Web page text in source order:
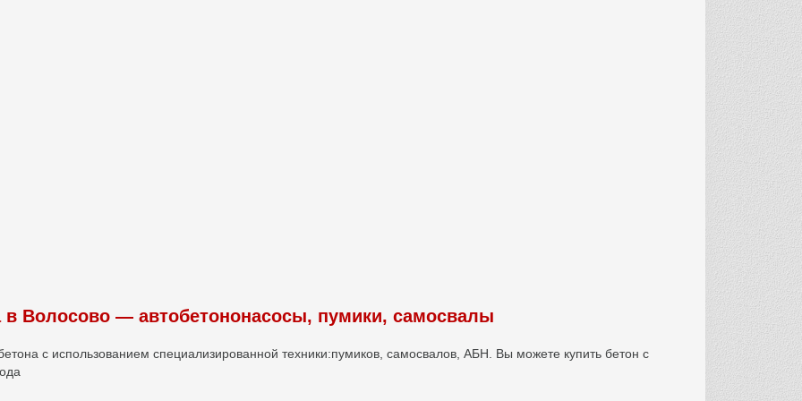
в Волосово — автобетононасосы, пумики, самосвалы
с использованием специализированной техники:пумиков, самосвалов, АБН. Вы можете купить бетон с